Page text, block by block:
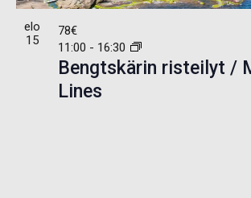
elo
15
Bengtskärin risteilyt /
Lines
11:00 - 16:30
78€